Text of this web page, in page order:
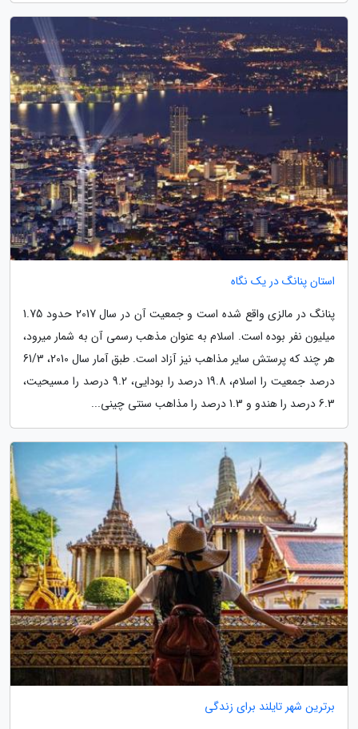
استان پنانگ در یک نگاه
پنانگ در مالزی واقع شده است و جمعیت آن در سال 2017 حدود 1.75
میلیون نفر بوده است. اسلام به عنوان مذهب رسمی آن به شمار میرود،
هر چند که پرستش سایر مذاهب نیز آزاد است. طبق آمار سال 2010، 61/3
درصد جمعیت را اسلام، 19.8 درصد را بودایی، 9.2 درصد را مسیحیت،
6.3 درصد را هندو و 1.3 درصد را مذاهب سنتی چینی...
برترین شهر تایلند برای زندگی